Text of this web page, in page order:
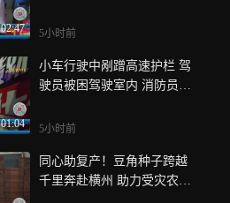
02:47 5小时前
01:04
小车行驶中剐蹭高速护栏 驾
驶员被困驾驶室内 消防员火
5小时前
同心助复产！豆角种子跨越
千里奔赴横州 助力受灾农田